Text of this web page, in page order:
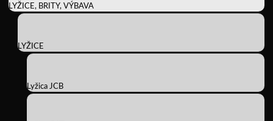
LYŽICE, BRITY, VÝBAVA
LYŽICE
Lyžica JCB